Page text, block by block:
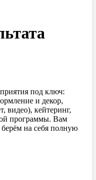
под ключ:
и декор,
видео), кейтеринг,
программы. Вам
на себя полную